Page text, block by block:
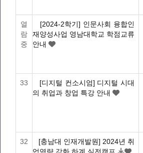
열
람
중
[2024-2학기] 인문사회 융합인
재양성사업 영남대학교 학점교류
안내
33
[디지털 컨소시엄] 디지털 시대
의 취업과 창업 특강 안내
32
[충남대 인재개발원] 2024년 취